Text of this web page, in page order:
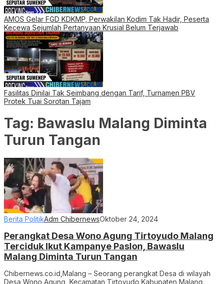
AMOS Gelar FGD KDKMP, Perwakilan Kodim Tak Hadir, Peserta
Kecewa Sejumlah Pertanyaan Krusial Belum Terjawab
Fasilitas Dinilai Tak Seimbang dengan Tarif, Turnamen PBV
Protek Tuai Sorotan Tajam
Tag: Bawaslu Malang Diminta
Turun Tangan
Berita PolitikAdm ChibernewsOktober 24, 2024
Perangkat Desa Wono Agung Tirtoyudo Malang
Terciduk Ikut Kampanye Paslon, Bawaslu
Malang Diminta Turun Tangan
Chibernews.co.id,Malang – Seorang perangkat Desa di wilayah
Desa Wono Agung, Kecamatan Tirtoyudo Kabupaten Malang,